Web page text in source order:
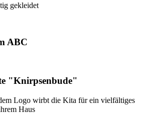
gekleidet
ABC
"Knirpsenbude"
Logo wirbt die Kita für ein vielfältiges
Haus